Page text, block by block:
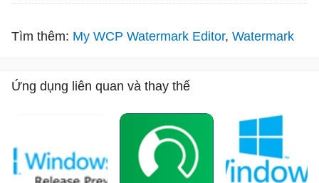
Tìm thêm: My WCP Watermark Editor Watermark
Ứng dụng liên quan và thay thế